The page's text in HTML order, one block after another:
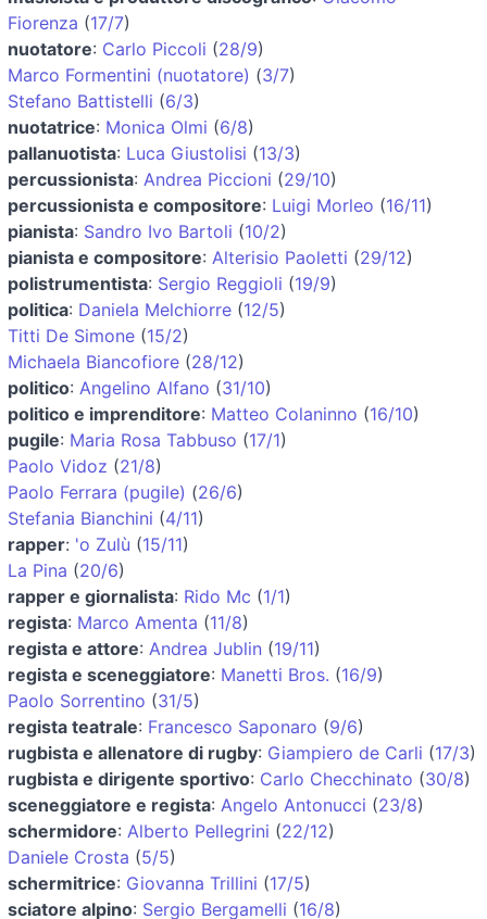
Fiorenza (17/7)
nuotatore: Carlo Piccoli (28/9)
Marco Formentini (nuotatore) (3/7)
Stefano Battistelli (6/3)
nuotatrice: Monica Olmi (6/8)
pallanuotista: Luca Giustolisi (13/3)
percussionista: Andrea Piccioni (29/10)
percussionista e compositore: Luigi Morleo (16/11)
pianista: Sandro Ivo Bartoli (10/2)
pianista e compositore: Alterisio Paoletti (29/12)
polistrumentista: Sergio Reggioli (19/9)
politica: Daniela Melchiorre (12/5)
Titti De Simone (15/2)
Michaela Biancofiore (28/12)
politico: Angelino Alfano (31/10)
politico e imprenditore: Matteo Colaninno (16/10)
pugile: Maria Rosa Tabbuso (17/1)
Paolo Vidoz (21/8)
Paolo Ferrara (pugile) (26/6)
Stefania Bianchini (4/11)
rapper: 'o Zulù (15/11)
La Pina (20/6)
rapper e giornalista: Rido Mc (1/1)
regista: Marco Amenta (11/8)
regista e attore: Andrea Jublin (19/11)
regista e sceneggiatore: Manetti Bros. (16/9)
Paolo Sorrentino (31/5)
regista teatrale: Francesco Saponaro (9/6)
rugbista e allenatore di rugby: Giampiero de Carli (17/3)
rugbista e dirigente sportivo: Carlo Checchinato (30/8)
sceneggiatore e regista: Angelo Antonucci (23/8)
schermidore: Alberto Pellegrini (22/12)
Daniele Crosta (5/5)
schermitrice: Giovanna Trillini (17/5)
sciatore alpino: Sergio Bergamelli (16/8)